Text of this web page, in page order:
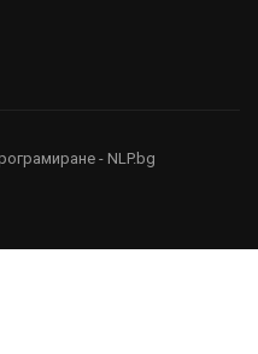
- NLP.bg